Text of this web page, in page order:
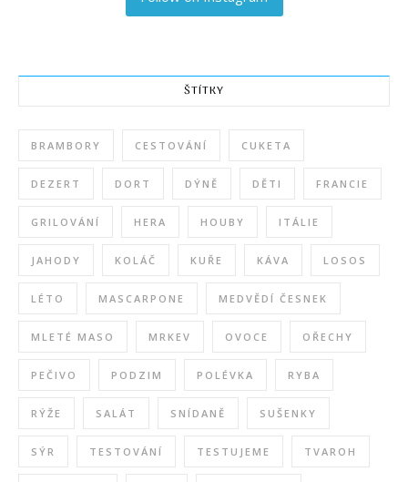
ŠTÍTKY
BRAMBORY CESTOVÁNÍ CUKETA
DEZERT DORT DÝNĚ DĚTI FRANCIE
GRILOVÁNÍ HERA HOUBY ITÁLIE
JAHODY KOLÁČ KUŘE KÁVA LOSOS
LÉTO MASCARPONE MEDVĚDÍ ČESNEK
MLETÉ MASO MRKEV OVOCE OŘECHY
PEČIVO PODZIM POLÉVKA RYBA
RÝŽE SALÁT SNÍDANĚ SUŠENKY
SÝR TESTOVÁNÍ TESTUJEME TVAROH